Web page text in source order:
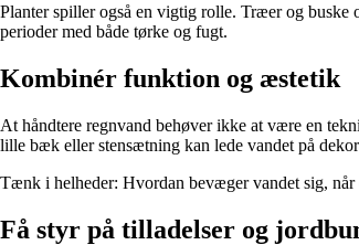
Planter spiller også en vigtig rolle. Træer og buske
perioder med både tørke og fugt.
Kombinér funktion og æstetik
At håndtere regnvand behøver ikke at være en
lille bæk eller stensætning kan lede vandet på
Tænk i helheder: Hvordan bevæger vandet sig, når
Få styr på tilladelser og